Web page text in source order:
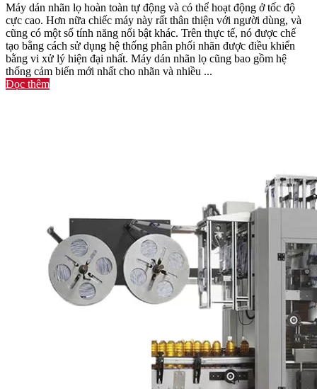
Máy dán nhãn lọ hoàn toàn tự động và có thể hoạt động ở tốc độ
cực cao. Hơn nữa chiếc máy này rất thân thiện với người dùng, và
cũng có một số tính năng nổi bật khác. Trên thực tế, nó được chế
tạo bằng cách sử dụng hệ thống phân phối nhãn được điều khiển
bằng vi xử lý hiện đại nhất. Máy dán nhãn lọ cũng bao gồm hệ
thống cảm biến mới nhất cho nhãn và nhiều ...
Đọc thêm